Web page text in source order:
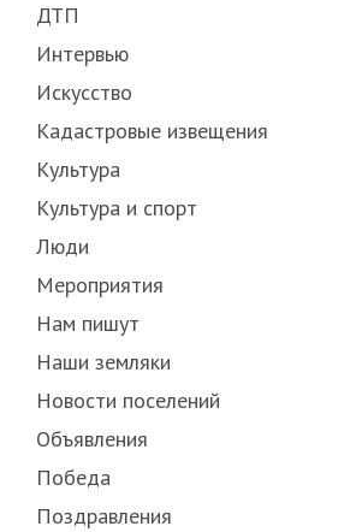
ДТП
Интервью
Искусство
Кадастровые извещения
Культура
Культура и спорт
Люди
Мероприятия
Нам пишут
Наши земляки
Новости поселений
Объявления
Победа
Поздравления